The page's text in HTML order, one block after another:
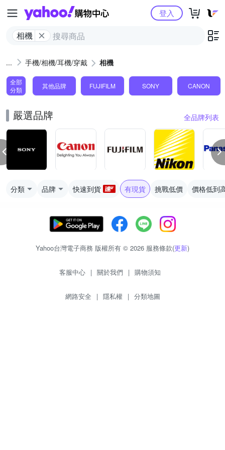
Yahoo購物中心
相機
登入
手機/相機/耳機/穿戴 相機
全部
分類
其他品牌 FUJIFILM SONY CANON
嚴選品牌 全品牌列表
分類 品牌 快速到貨 有現貨 挑戰低價 價格低到
Yahoo台灣電子商務 版權所有 © 2026 服務條款(更新)
客服中心 | 關於我們 | 購物須知
網路安全 | 隱私權 | 分類地圖